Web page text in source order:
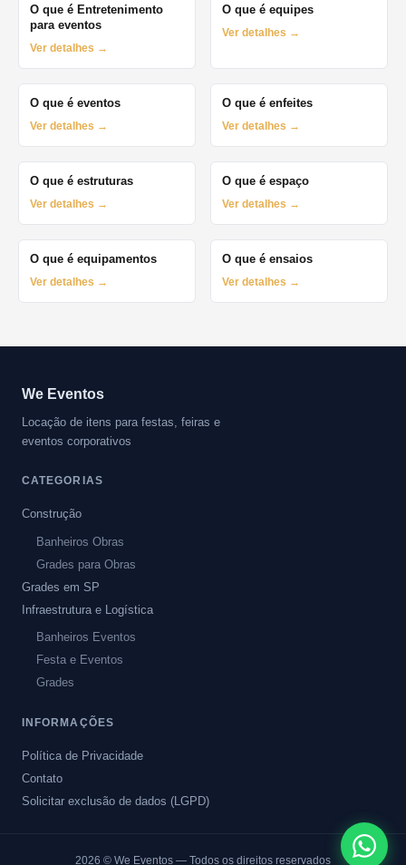
O que é Entretenimento
para eventos
Ver detalhes →
O que é equipes
Ver detalhes →
O que é eventos
Ver detalhes →
O que é enfeites
Ver detalhes →
O que é estruturas
Ver detalhes →
O que é espaço
Ver detalhes →
O que é equipamentos
Ver detalhes →
O que é ensaios
Ver detalhes →
We Eventos
Locação de itens para festas, feiras e
eventos corporativos
CATEGORIAS
Construção
Banheiros Obras
Grades para Obras
Grades em SP
Infraestrutura e Logística
Banheiros Eventos
Festa e Eventos
Grades
INFORMAÇÕES
Política de Privacidade
Contato
Solicitar exclusão de dados (LGPD)
2026 © We Eventos — Todos os direitos reservados